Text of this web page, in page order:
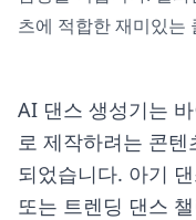
츠에 적합한 재미있는
AI 댄스 생성기는
로 제작하려는 콘
되었습니다. 아기
또는 트렌딩 댄스